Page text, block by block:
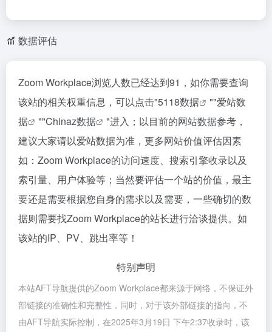
数据评估
Zoom Workplace浏览人数已经达到91，如你需要查询
该站的相关权重信息，可以点击"5118数据 ""爱站数
据
""Chinaz数据
"进入；以目前的网站数据参考，
建议大家请以爱站数据为准，更多网站价值评估因素
如：Zoom Workplace的访问速度、搜索引擎收录以及
索引量、用户体验等；当然要评估一个站的价值，最主
要还是需要根据您自身的需求以及需要，一些确切的数
据则需要找Zoom Workplace的站长进行洽谈提供。如
该站的IP、PV、跳出率等！
特别声明
本站AFT导航提供的Zoom Workplace都来源于网络，不保证外
部链接的准确性和完整性，同时，对于该外部链接的指向，不
由AFT导航实际控制，在2025年3月19日 下午2:37收录时，该